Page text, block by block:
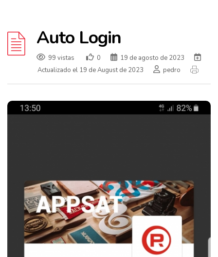
Auto Login
99 vistas 0
19 de agosto de 2023
Actualizado el 19 de August de 2023
pedro